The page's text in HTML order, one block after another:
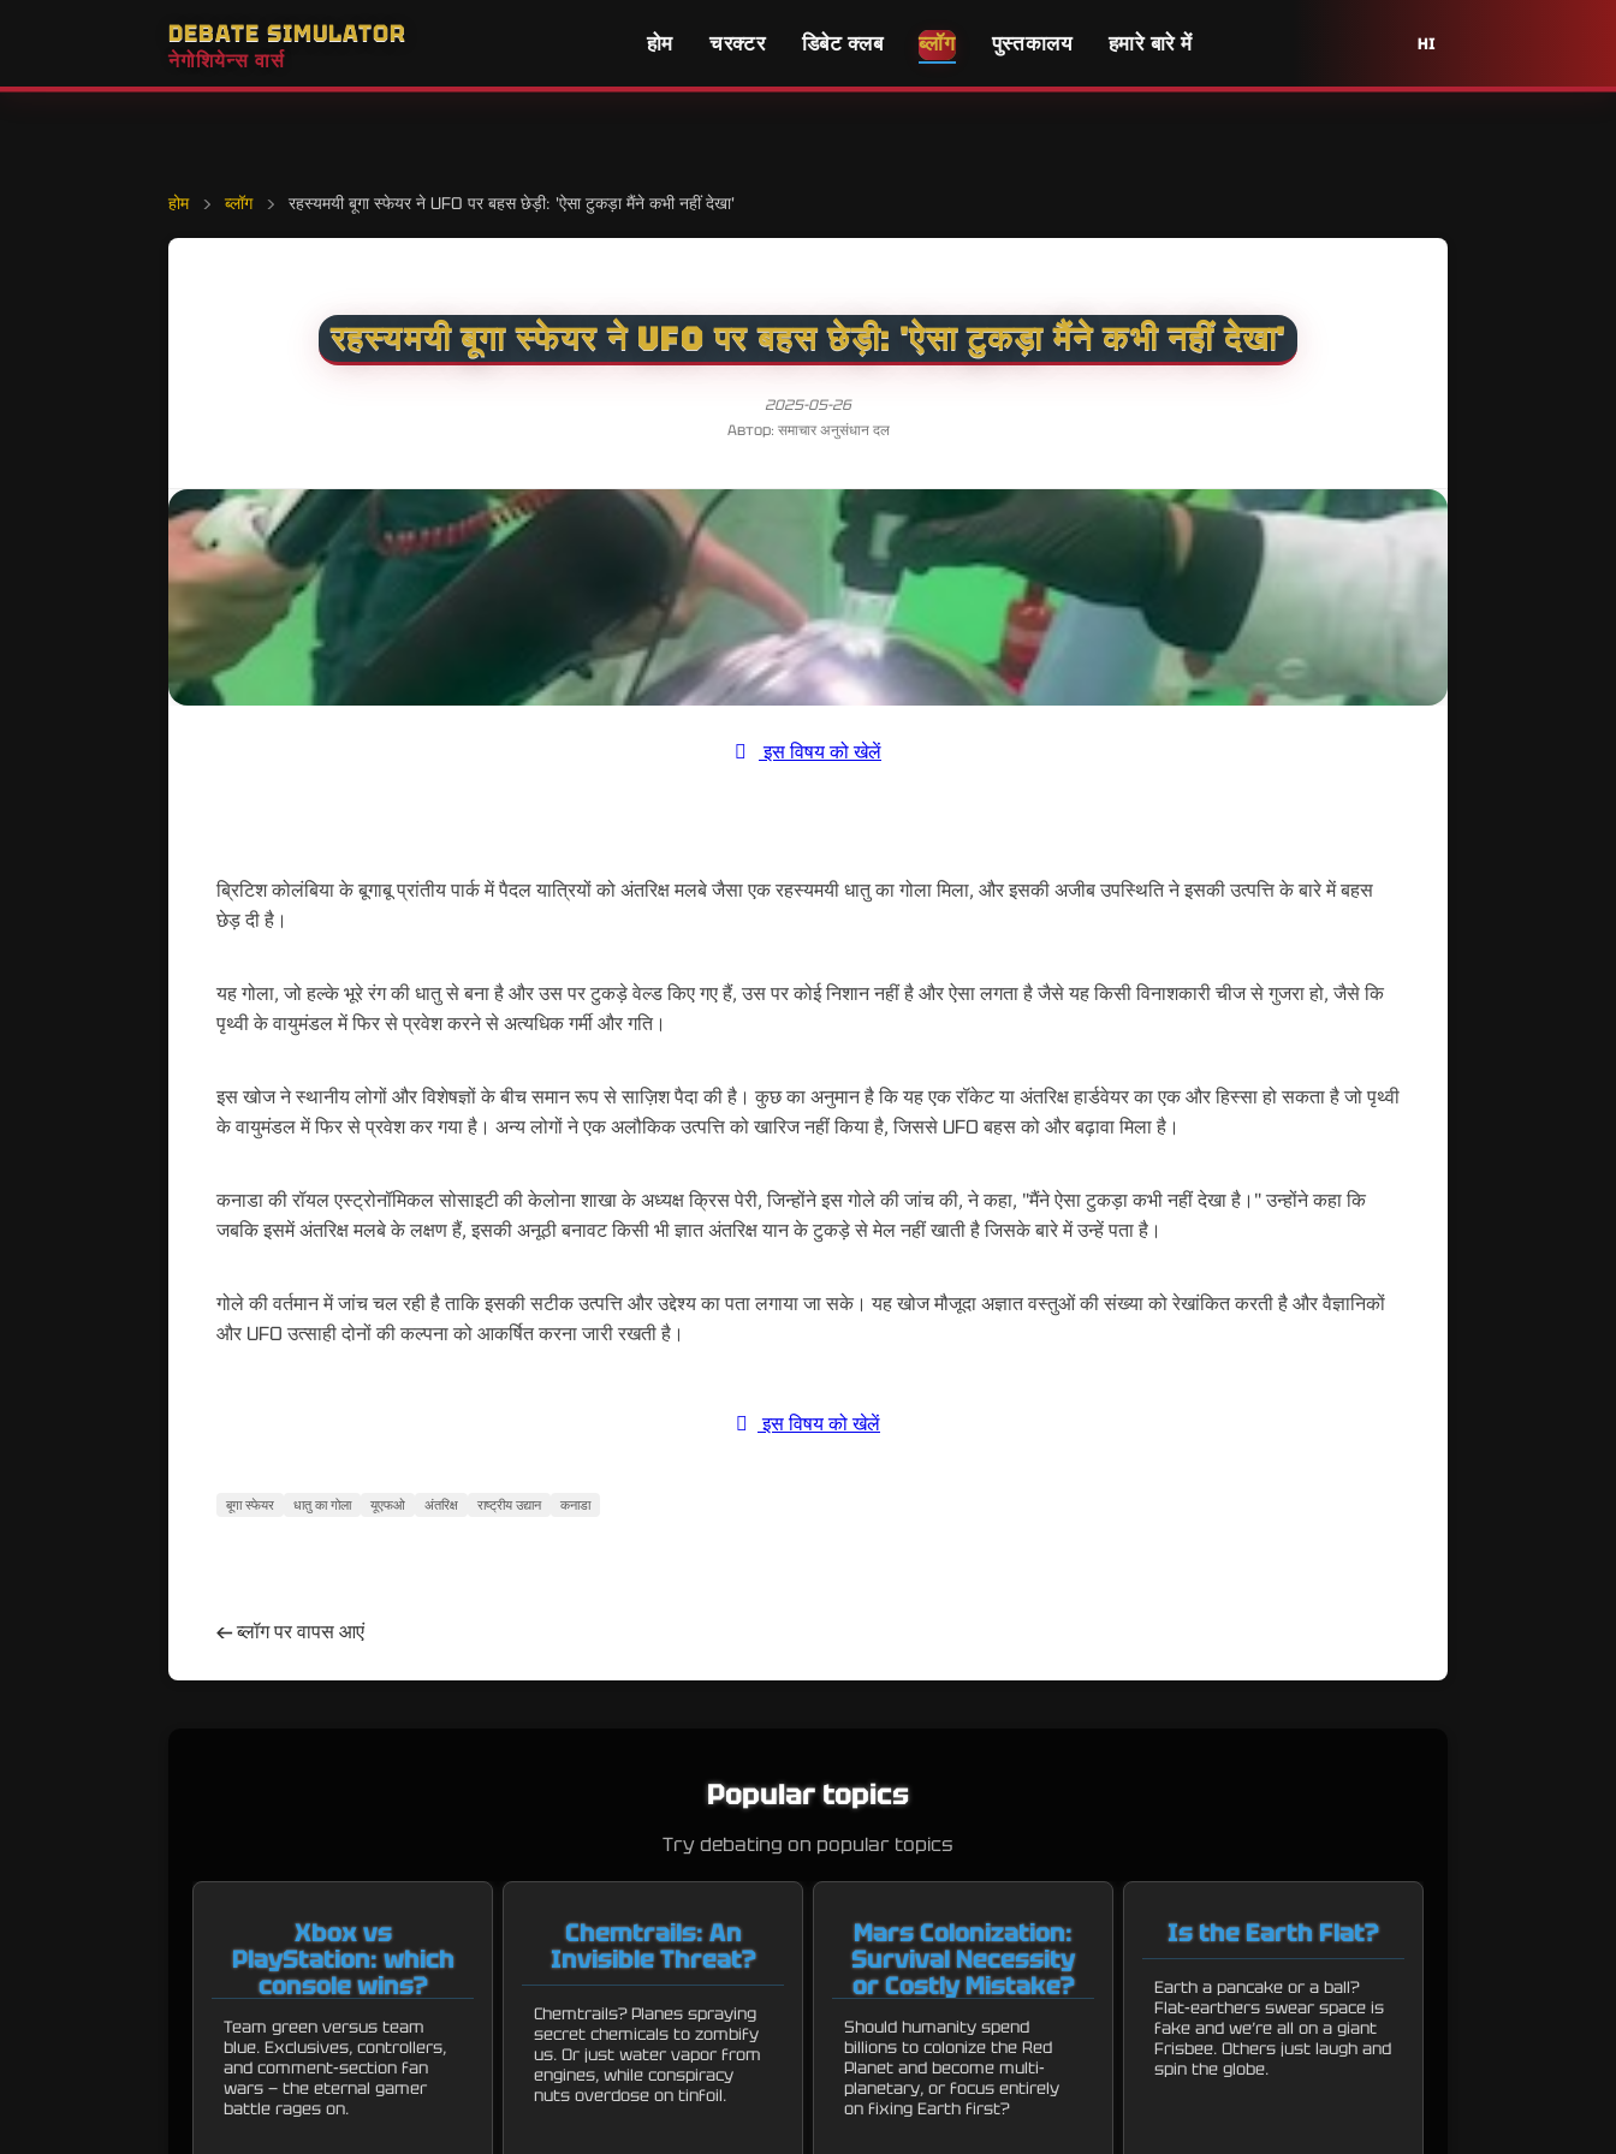
DEBATE SIMULATOR
नेगोशियेन्स वार्स
होम चरक्टर डिबेट क्लब ब्लॉग पुस्तकालय हमारे बारे में HI
होम › ब्लॉग › रहस्यमयी बूगा स्फेयर ने UFO पर बहस छेड़ी: 'ऐसा टुकड़ा मैंने कभी नहीं देखा'
रहस्यमयी बूगा स्फेयर ने UFO पर बहस छेड़ी: 'ऐसा टुकड़ा मैंने कभी नहीं देखा'
2025-05-26
Автор: समाचार अनुसंधान दल
इस विषय को खेलें
ब्रिटिश कोलंबिया के बूगाबू प्रांतीय पार्क में पैदल यात्रियों को अंतरिक्ष मलबे जैसा एक रहस्यमयी धातु का गोला मिला, और इसकी अजीब उपस्थिति ने इसकी उत्पत्ति के बारे में बहस
छेड़ दी है।
यह गोला, जो हल्के भूरे रंग की धातु से बना है और उस पर टुकड़े वेल्ड किए गए हैं, उस पर कोई निशान नहीं है और ऐसा लगता है जैसे यह किसी विनाशकारी चीज से गुजरा हो, जैसे कि
पृथ्वी के वायुमंडल में फिर से प्रवेश करने से अत्यधिक गर्मी और गति।
इस खोज ने स्थानीय लोगों और विशेषज्ञों के बीच समान रूप से साज़िश पैदा की है। कुछ का अनुमान है कि यह एक रॉकेट या अंतरिक्ष हार्डवेयर का एक और हिस्सा हो सकता है जो पृथ्वी
के वायुमंडल में फिर से प्रवेश कर गया है। अन्य लोगों ने एक अलौकिक उत्पत्ति को खारिज नहीं किया है, जिससे UFO बहस को और बढ़ावा मिला है।
कनाडा की रॉयल एस्ट्रोनॉमिकल सोसाइटी की केलोना शाखा के अध्यक्ष क्रिस पेरी, जिन्होंने इस गोले की जांच की, ने कहा, "मैंने ऐसा टुकड़ा कभी नहीं देखा है।" उन्होंने कहा कि
जबकि इसमें अंतरिक्ष मलबे के लक्षण हैं, इसकी अनूठी बनावट किसी भी ज्ञात अंतरिक्ष यान के टुकड़े से मेल नहीं खाती है जिसके बारे में उन्हें पता है।
गोले की वर्तमान में जांच चल रही है ताकि इसकी सटीक उत्पत्ति और उद्देश्य का पता लगाया जा सके। यह खोज मौजूदा अज्ञात वस्तुओं की संख्या को रेखांकित करती है और वैज्ञानिकों
और UFO उत्साही दोनों की कल्पना को आकर्षित करना जारी रखती है।
इस विषय को खेलें
बूगा स्फेयर धातु का गोला यूएफओ अंतरिक्ष राष्ट्रीय उद्यान कनाडा
←ब्लॉग पर वापस आएं
Popular topics
Try debating on popular topics
Xbox vs
PlayStation: which
console wins?
Team green versus team
blue. Exclusives, controllers,
and comment-section fan
wars — the eternal gamer
battle rages on.
Chemtrails: An
Invisible Threat?
Chemtrails? Planes spraying
secret chemicals to zombify
us. Or just water vapor from
engines, while conspiracy
nuts overdose on tinfoil.
Mars Colonization:
Survival Necessity
or Costly Mistake?
Should humanity spend
billions to colonize the Red
Planet and become multi-
planetary, or focus entirely
on fixing Earth first?
Is the Earth Flat?
Earth a pancake or a ball?
Flat-earthers swear space is
fake and we’re all on a giant
Frisbee. Others just laugh and
spin the globe.